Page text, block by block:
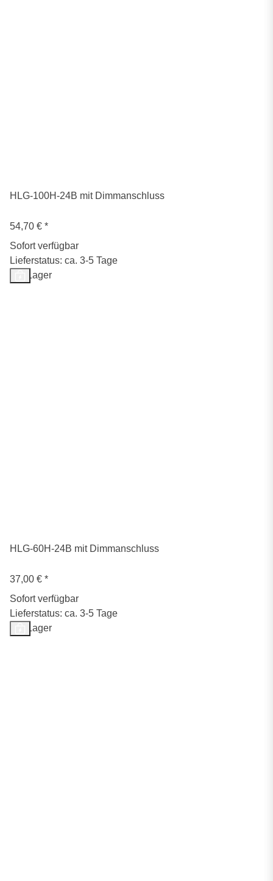
HLG-100H-24B mit Dimmanschluss
54,70 € *
Sofort verfügbar
Lieferstatus: ca. 3-5 Tage
Auf Lager
HLG-60H-24B mit Dimmanschluss
37,00 € *
Sofort verfügbar
Lieferstatus: ca. 3-5 Tage
Auf Lager